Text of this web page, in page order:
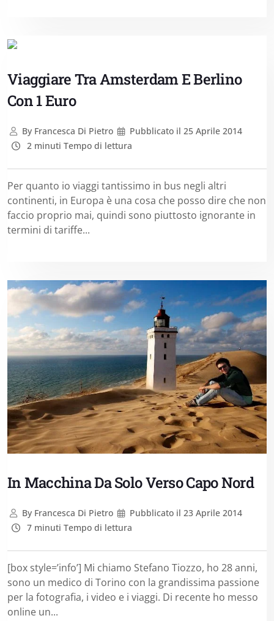
Viaggiare Tra Amsterdam E Berlino
Con 1 Euro
ByFrancesca Di Pietro Pubblicato il 25 Aprile 2014
2 minuti Tempo di lettura
Per quanto io viaggi tantissimo in bus negli altri
continenti, in Europa è una cosa che posso dire che non
faccio proprio mai, quindi sono piuttosto ignorante in
termini di tariffe...
In Macchina Da Solo Verso Capo Nord
ByFrancesca Di Pietro Pubblicato il 23 Aprile 2014
7 minuti Tempo di lettura
[box style=’info’] Mi chiamo Stefano Tiozzo, ho 28 anni,
sono un medico di Torino con la grandissima passione
per la fotografia, i video e i viaggi. Di recente ho messo
online un...